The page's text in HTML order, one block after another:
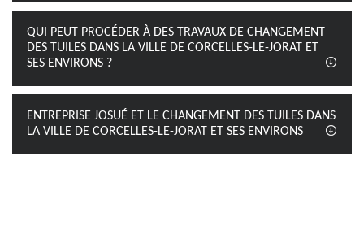
QUI PEUT PROCÉDER À DES TRAVAUX DE CHANGEMENT
DES TUILES DANS LA VILLE DE CORCELLES-LE-JORAT ET
SES ENVIRONS ?
ENTREPRISE JOSUÉ ET LE CHANGEMENT DES TUILES DANS
LA VILLE DE CORCELLES-LE-JORAT ET SES ENVIRONS